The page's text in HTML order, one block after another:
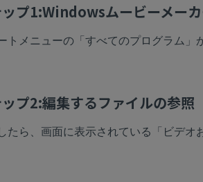
プ1:Windowsムービーメー
トメニューの「すべてのプログラム」
プ2:編集するファイルの参照
たら、画面に表示されている「ビデオ